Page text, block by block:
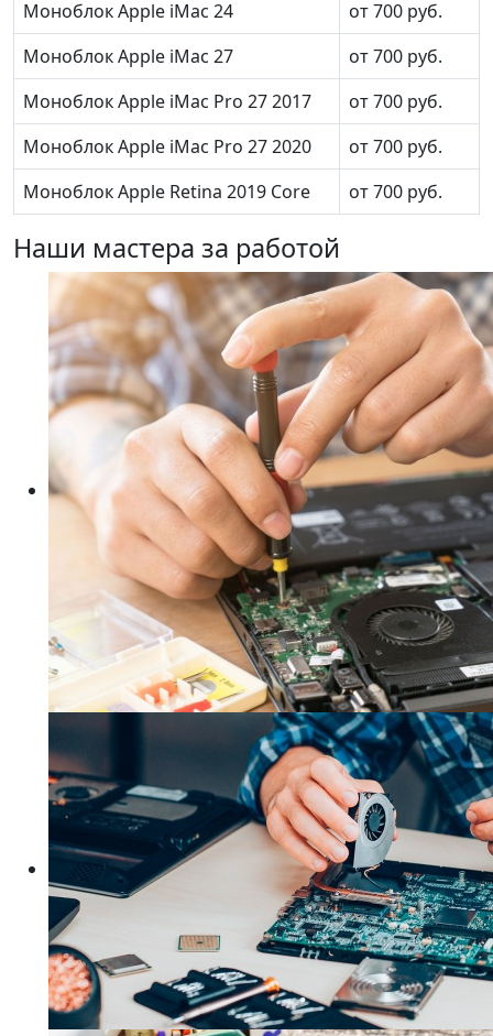
Моноблок Apple iMac 24
от 700 руб.
Моноблок Apple iMac 27
от 700 руб.
Моноблок Apple iMac Pro 27 2017
от 700 руб.
Моноблок Apple iMac Pro 27 2020
от 700 руб.
Моноблок Apple Retina 2019 Core
от 700 руб.
Наши мастера за работой